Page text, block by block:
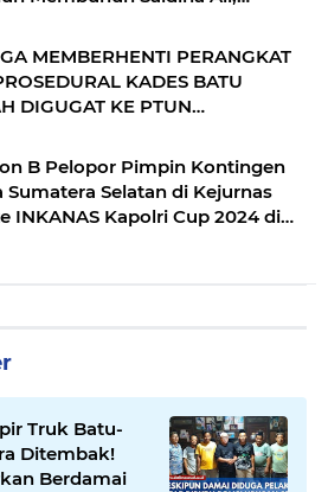
Tercinta"*
MEMBERHENTI PERANGKAT
KADES BATU
DIGUGAT KE PTUN
B Pelopor Pimpin Kontingen
Sumatera Selatan di Kejurnas
INKANAS Kapolri Cup 2024 di
Truk Batu-
Ditembak!
Berdamai